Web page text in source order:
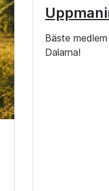
Bäste
Dalarna!